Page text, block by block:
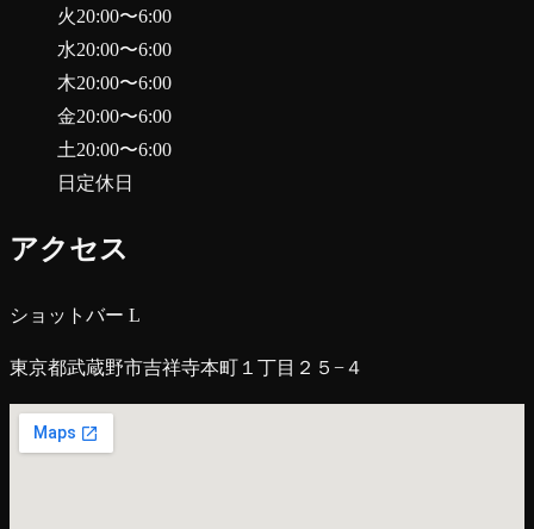
火20:00〜6:00
水20:00〜6:00
木20:00〜6:00
金20:00〜6:00
土20:00〜6:00
日 定休日
アクセス
ショットバー L
東京都武蔵野市吉祥寺本町１丁目２５−４